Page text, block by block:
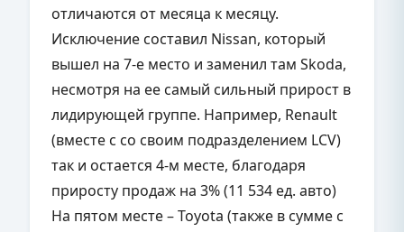
отличаются от месяца к месяцу.
Исключение составил Nissan, который
вышел на 7-е место и заменил там Skoda,
несмотря на ее самый сильный прирост в
лидирующей группе. Например, Renault
(вместе с со своим подразделением LCV)
так и остается 4-м месте, благодаря
приросту продаж на 3% (11 534 ед. авто)
На пятом месте – Toyota (также в сумме с